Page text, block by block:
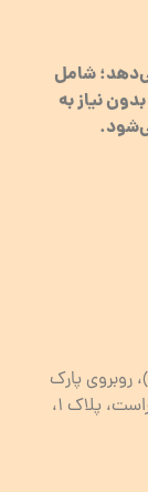
شامل
نیاز به
روبروی پارک
خلدبرین ،نبش کوچه ۱۴، اولین ساختمان سمت راست، پلاک 1،